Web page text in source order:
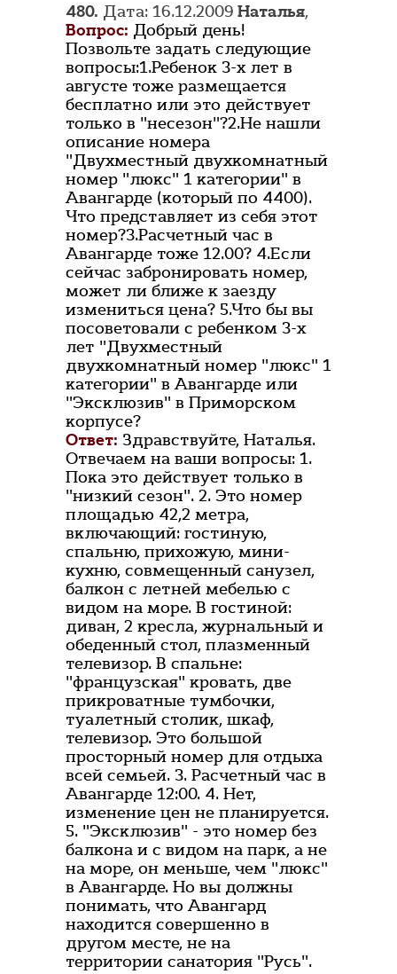
480. Дата: 16.12.2009 Наталья,
Вопрос: Добрый день!
Позвольте задать следующие
вопросы:1.Ребенок 3-х лет в
августе тоже размещается
бесплатно или это действует
только в "несезон"?2.Не нашли
описание номера
"Двухместный двухкомнатный
номер "люкс" 1 категории" в
Авангарде (который по 4400).
Что представляет из себя этот
номер?3.Расчетный час в
Авангарде тоже 12.00? 4.Если
сейчас забронировать номер,
может ли ближе к заезду
измениться цена? 5.Что бы вы
посоветовали с ребенком 3-х
лет "Двухместный
двухкомнатный номер "люкс" 1
категории" в Авангарде или
"Эксклюзив" в Приморском
корпусе?
Ответ: Здравствуйте, Наталья.
Отвечаем на ваши вопросы: 1.
Пока это действует только в
"низкий сезон". 2. Это номер
площадью 42,2 метра,
включающий: гостиную,
спальню, прихожую, мини-
кухню, совмещенный санузел,
балкон с летней мебелью с
видом на море. В гостиной:
диван, 2 кресла, журнальный и
обеденный стол, плазменный
телевизор. В спальне:
"французская" кровать, две
прикроватные тумбочки,
туалетный столик, шкаф,
телевизор. Это большой
просторный номер для отдыха
всей семьей. 3. Расчетный час в
Авангарде 12:00. 4. Нет,
изменение цен не планируется.
5. "Эксклюзив" - это номер без
балкона и с видом на парк, а не
на море, он меньше, чем "люкс"
в Авангарде. Но вы должны
понимать, что Авангард
находится совершенно в
другом месте, не на
территории санатория "Русь".